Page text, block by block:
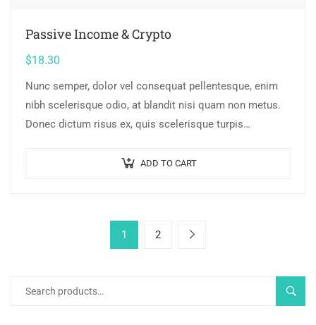
Passive Income & Crypto
$18.30
Nunc semper, dolor vel consequat pellentesque, enim
nibh scelerisque odio, at blandit nisi quam non metus.
Donec dictum risus ex, quis scelerisque turpis
ADD TO CART
1 2